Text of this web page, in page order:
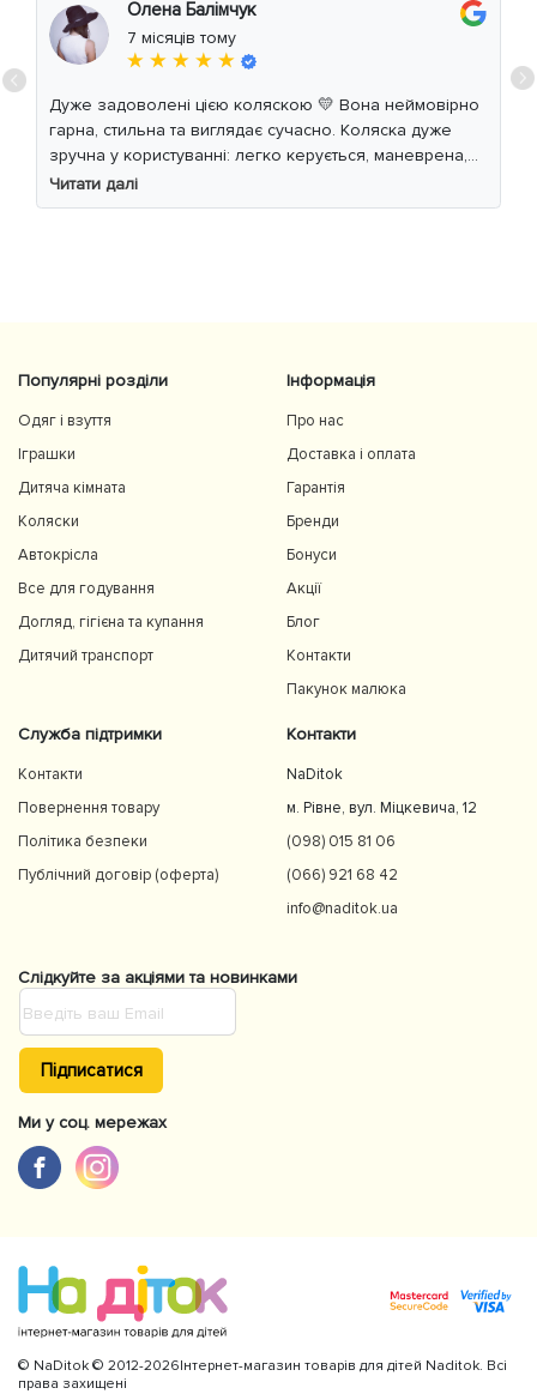
Олена Балімчук
7 місяців тому
★ ★ ★ ★ ★
Дуже задоволені цією коляскою 💛 Вона неймовірно
гарна, стильна та виглядає сучасно. Коляска дуже
зручна у користуванні: легко керується, маневрена,
м’який хід навіть по нерівній дорозі. Дитині
комфортно, просторе сидіння та великий капюшон
Читати далі
Популярні розділи
Одяг і взуття
Іграшки
Дитяча кімната
Коляски
Автокрісла
Все для годування
Догляд, гігієна та купання
Дитячий транспорт
Інформація
Про нас
Доставка і оплата
Гарантія
Бренди
Бонуси
Акції
Блог
Контакти
Пакунок малюка
Служба підтримки
Контакти
Повернення товару
Політика безпеки
Публічний договір (оферта)
Контакти
NaDitok
м. Рівне, вул. Міцкевича, 12
(098) 015 81 06
(066) 921 68 42
info@naditok.ua
Слідкуйте за акціями та новинками
Підписатися
Ми у соц. мережах
© NaDitok © 2012-2026Інтернет-магазин товарів для дітей Naditok. Всі
права захищені